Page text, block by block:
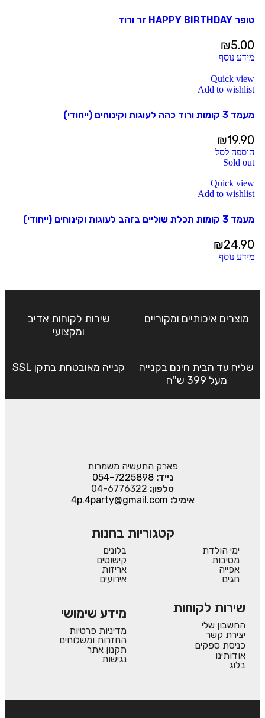
טופר HAPPY BIRTHDAY זר ורוד
₪5.00
מידע נוסף
Quick view
Add to wishlist
מעמד 3 קומות ורוד כהה לעוגות וקינוחים (ייחודי)
₪19.90
הוספה לסל
Sold out
Quick view
Add to wishlist
מעמד 3 קומות תכלת שוליים בזהב לעוגות וקינוחים (ייחודי)
₪24.90
מידע נוסף
מוצרים איכותיים ומקוריים
שירות לקוחות אדיב
ומקצועי
שליח עד הבית חינם בקנייה
מעל 399 ש"ח
קנייה מאובטחת בתקן SSL
פארק התעשיה משמרות
נייד:054-7225898
טלפון: 04-6776322
אימיל: 4p.4party@gmail.com
קטגוריות בחנות
ימי הולדת
מסיבות
אפייה
חגים
בלונים
קישוטים
אריזות
אירועים
שירות לקוחות
החשבון שלי
יצירת קשר
כניסת ספקים
אודותינו
בלוג
מידע שימושי
מדיניות פרטיות
החזרות ומשלוחים
תקנון אתר
נגישות